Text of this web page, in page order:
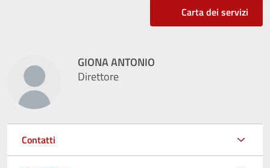
Carta dei servizi
GIONA ANTONIO
Direttore
Contatti